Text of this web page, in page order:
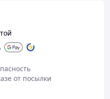
от посылки